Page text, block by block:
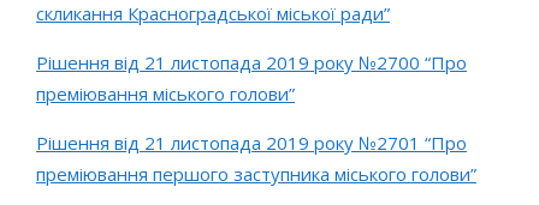
скликання Красноградської міської ради”
Рішення від 21 листопада 2019 року №2700 “Про
преміювання міського голови”
Рішення від 21 листопада 2019 року №2701 “Про
преміювання першого заступника міського голови”